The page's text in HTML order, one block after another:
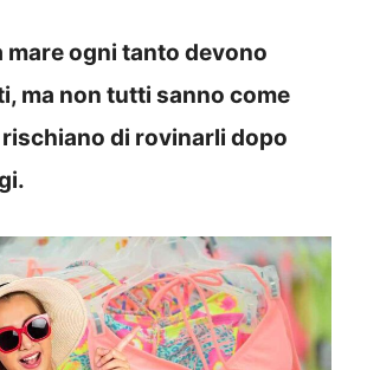
mare ogni tanto devono
ma non tutti sanno come
di rovinarli dopo